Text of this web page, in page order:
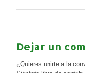
Dejar un
¿Quieres unirte a la